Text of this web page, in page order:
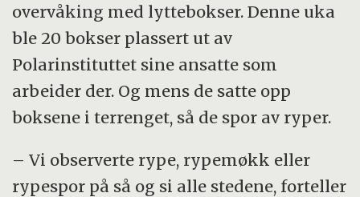
overvåking med lyttebokser. Denne uka
ble 20 bokser plassert ut av
Polarinstituttet sine ansatte som
arbeider der. Og mens de satte opp
boksene i terrenget, så de spor av ryper.
– Vi observerte rype, rypemøkk eller
rypespor på så og si alle stedene, forteller